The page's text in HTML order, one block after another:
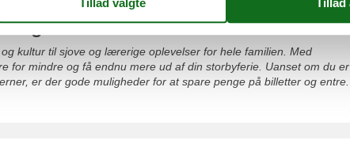
og attraktioner med rabat
kultur til sjove og lærerige oplevelser for hele familien. Med
for mindre og få endnu mere ud af din storbyferie. Uanset om du er
er der gode muligheder for at spare penge på billetter og entre.